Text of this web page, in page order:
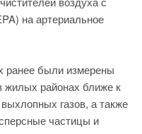
на артериальное
ранее были измерены
жилых районах ближе к
газов, а также
частицы и